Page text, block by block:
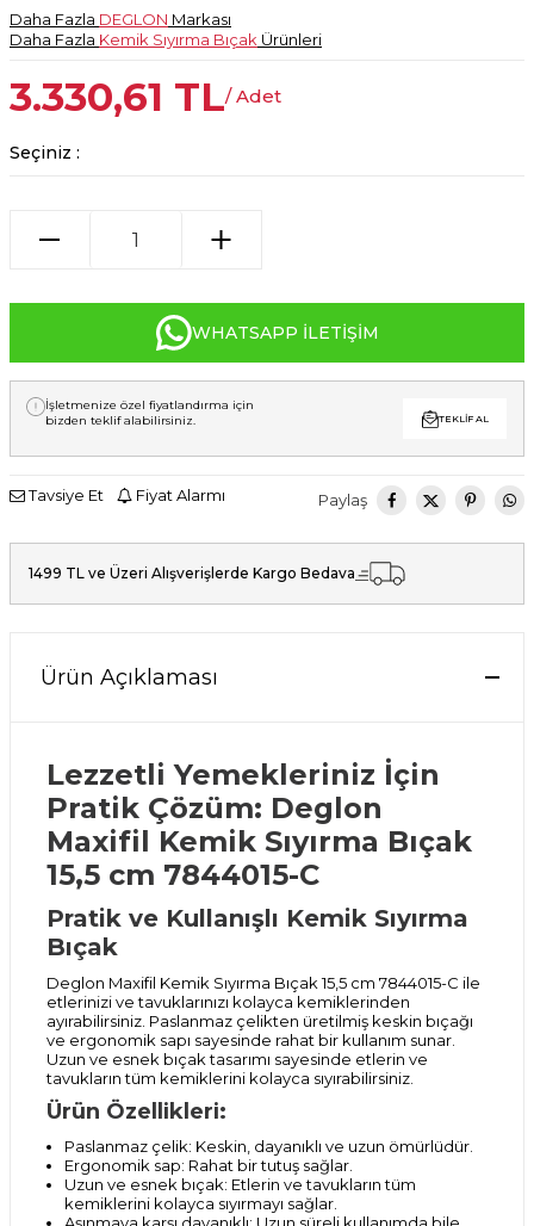
Daha Fazla DEGLON Markası
Daha Fazla Kemik Sıyırma Bıçak Ürünleri
3.330,61 TL/ Adet
Seçiniz :
WHATSAPP İLETIŞIM
İşletmenize özel fiyatlandırma için
bizden teklif alabilirsiniz.
TEKLIF AL
Tavsiye Et Fiyat Alarmı Paylaş
1499 TL ve Üzeri Alışverişlerde Kargo Bedava
Ürün Açıklaması
Lezzetli Yemekleriniz İçin
Pratik Çözüm: Deglon
Maxifil Kemik Sıyırma Bıçak
15,5 cm 7844015-C
Pratik ve Kullanışlı Kemik Sıyırma
Bıçak
Deglon Maxifil Kemik Sıyırma Bıçak 15,5 cm 7844015-C ile
etlerinizi ve tavuklarınızı kolayca kemiklerinden
ayırabilirsiniz. Paslanmaz çelikten üretilmiş keskin bıçağı
ve ergonomik sapı sayesinde rahat bir kullanım sunar.
Uzun ve esnek bıçak tasarımı sayesinde etlerin ve
tavukların tüm kemiklerini kolayca sıyırabilirsiniz.
Ürün Özellikleri:
Paslanmaz çelik: Keskin, dayanıklı ve uzun ömürlüdür.
Ergonomik sap: Rahat bir tutuş sağlar.
Uzun ve esnek bıçak: Etlerin ve tavukların tüm
kemiklerini kolayca sıyırmayı sağlar.